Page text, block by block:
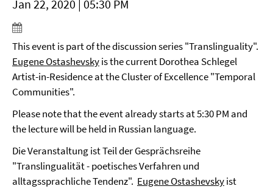
Jan 22, 2020 | 05:30 PM
This event is part of the discussion series "Translinguality".
Eugene Ostashevskyis the current Dorothea Schlegel
Artist-in-Residence at the Cluster of Excellence "Temporal
Communities".
Please note that the event already starts at 5:30 PM and
the lecture will be held in Russian language.
Die Veranstaltung ist Teil der Gesprächsreihe
"Translingualität - poetisches Verfahren und
alltagssprachliche Tendenz". Eugene Ostashevskyist